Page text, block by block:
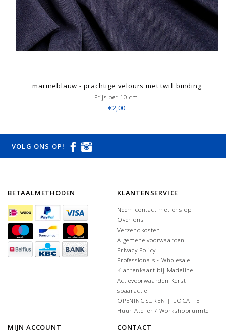
marineblauw - prachtige velours met twill binding
Prijs per 10 cm.
€2,00
VOLG ONS OP!
BETAALMETHODEN KLANTENSERVICE
Neem contact met ons op
Over ons
Verzendkosten
Algemene voorwaarden
Privacy Policy
Professionals - Wholesale
Klantenkaart bij Madeline
Actievoorwaarden Kerst-
spaaractie
OPENINGSUREN | LOCATIE
Huur Atelier / Workshopruimte
MIJN ACCOUNT CONTACT